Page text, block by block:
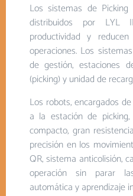
Los sistemas de Picking
distribuidos por LYL
productividad y
operaciones. Los
de gestión, estaciones
(picking) y unidad de
Los robots, encargados
a la estación de
compacto, gran
precisión en los
QR, sistema anticolisión,
operación sin parar
automática y aprendizaje